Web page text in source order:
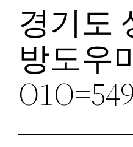
경기도
방도우